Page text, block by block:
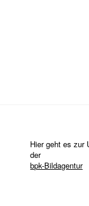
Hier geht es zur
der
bpk-Bildagentur